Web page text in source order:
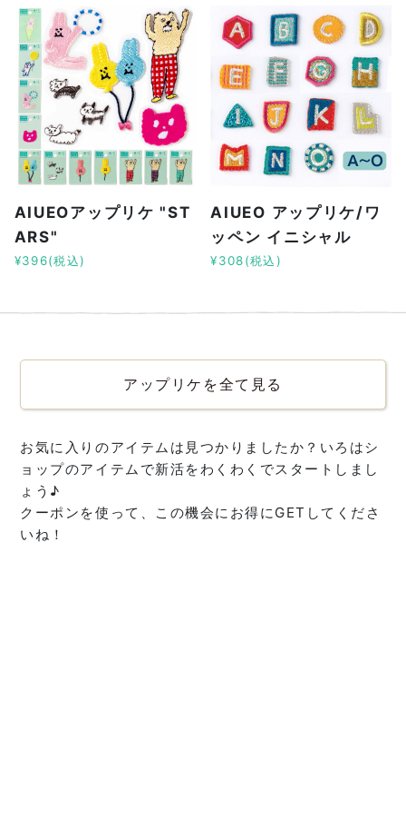
AIUEOアップリケ "ST
ARS"
¥396(税込)
AIUEO アップリケ/ワ
ッペン イニシャル
¥308(税込)
アップリケを全て見る
お気に入りのアイテムは見つかりましたか？いろはシ
ョップのアイテムで新活をわくわくでスタートしまし
ょう♪
クーポンを使って、この機会にお得にGETしてくださ
いね！